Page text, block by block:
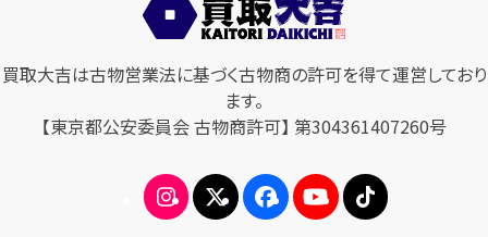
買取大吉は古物営業法に基づく古物商の許可を得て運営しており
ます。
【東京都公安委員会 古物商許可】 第304361407260号